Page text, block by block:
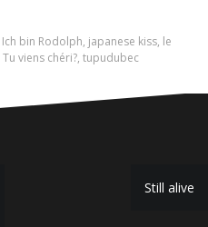
Ich bin Rodolph, japanese kiss, le
Tu viens chéri?, tupudubec
Still alive